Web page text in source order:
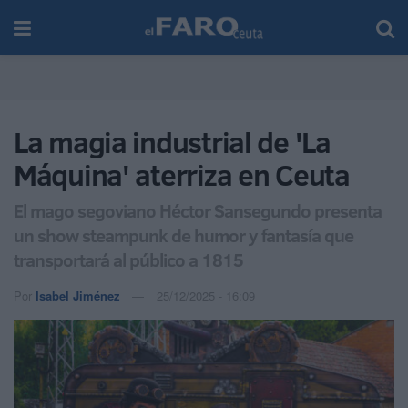
La magia industrial de 'La
Máquina' aterriza en Ceuta
El mago segoviano Héctor Sansegundo presenta
un show steampunk de humor y fantasía que
transportará al público a 1815
Por Isabel Jiménez 25/12/2025 - 16:09